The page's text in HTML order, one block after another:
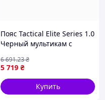
Пояс Tactical Elite Series 1.0
Черный мультикам с
М- Militex 1 класса
5 719 ₴
6 691.23₴
Купить